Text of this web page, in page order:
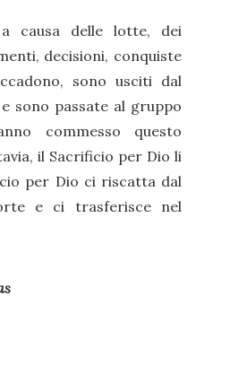
causa delle lotte, dei
decisioni, conquiste
sono usciti dal
sono passate al gruppo
commesso questo
il Sacrificio per Dio li
per Dio ci riscatta dal
e ci trasferisce nel